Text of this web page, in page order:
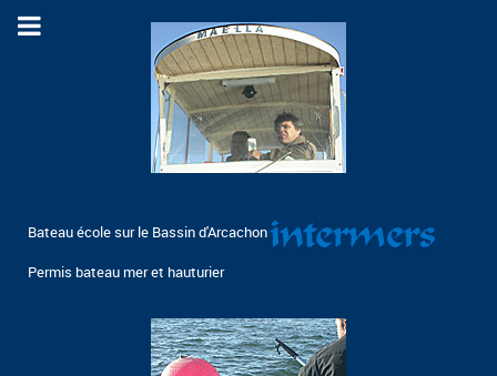
Bateau école sur le Bassin d'Arcachon
Permis bateau mer et hauturier